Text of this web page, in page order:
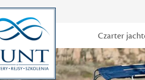
Czarter